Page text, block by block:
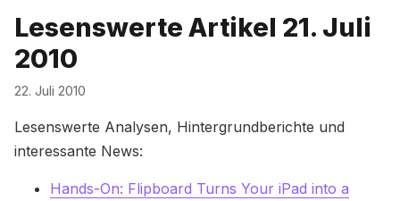
Bitte geben Sie mindestens 3 Zeichen ein
Lesenswerte Artikel 21. Juli
2010
22. Juli 2010
Lesenswerte Analysen, Hintergrundberichte und
interessante News:
Hands-On: Flipboard Turns Your iPad into a